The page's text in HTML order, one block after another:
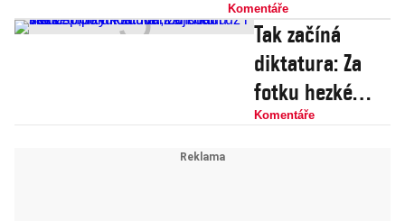
nemůže skončit
dobře
Komentáře
Tak začíná
diktatura: Za
fotku hezké
holky k soudu,
Komentáře